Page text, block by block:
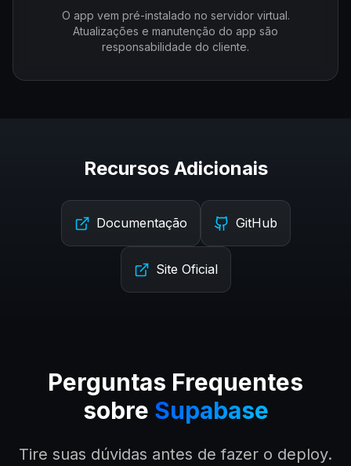
O app vem pré-instalado no servidor virtual.
Atualizações e manutenção do app são
responsabilidade do cliente.
Recursos Adicionais
Documentação GitHub
Site Oficial
Perguntas Frequentes
sobre Supabase
Tire suas dúvidas antes de fazer o deploy.